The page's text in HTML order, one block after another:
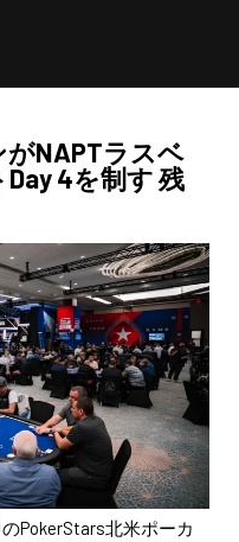
がNAPTラスベ
4を制す 残
PokerStars北米ポーカ